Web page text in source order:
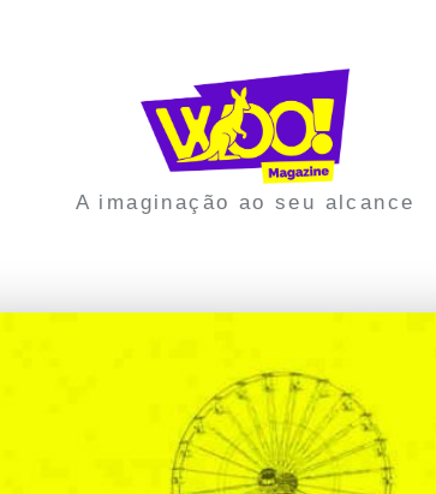
A imaginação ao seu alcance